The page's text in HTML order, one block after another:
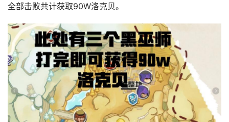
全部击败共计获取90W洛克贝。